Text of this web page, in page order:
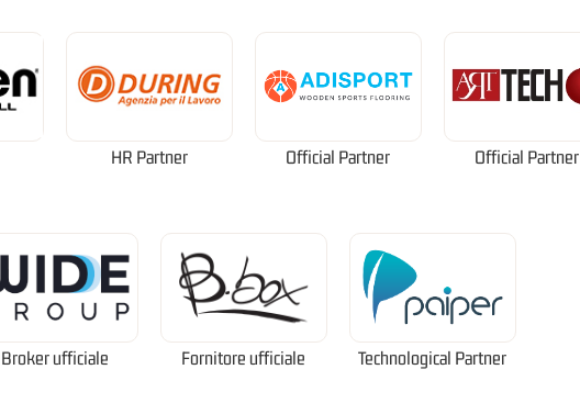
HR Partner Official Partner Official Partner
Broker ufficiale Fornitore ufficiale Technological Partner